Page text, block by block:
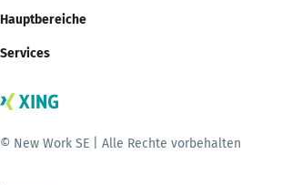
Hauptbereiche
Services
© New Work SE | Alle Rechte vorbehalten